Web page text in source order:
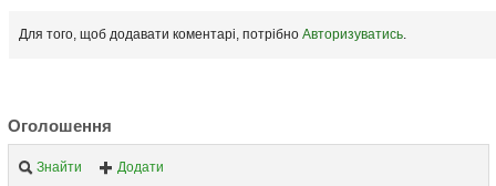
Для того, щоб додавати коментарі, потрібноАвторизуватись.
Оголошення
Знайти Додати